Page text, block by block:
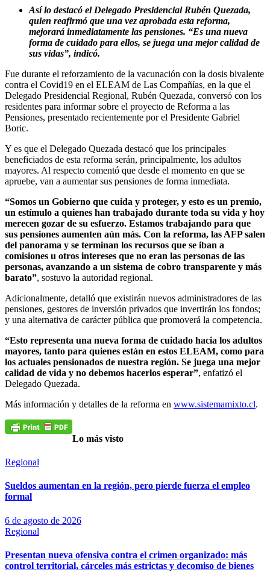
Así lo destacó el Delegado Presidencial Rubén Quezada,
quien reafirmó que una vez aprobada esta reforma,
mejorará inmediatamente las pensiones. “Es una nueva
forma de cuidado para ellos, se juega una mejor calidad de
sus vidas”, indicó.
Fue durante el reforzamiento de la vacunación con la dosis bivalente
contra el Covid19 en el ELEAM de Las Compañías, en la que el
Delegado Presidencial Regional, Rubén Quezada, conversó con los
residentes para informar sobre el proyecto de Reforma a las
Pensiones, presentado recientemente por el Presidente Gabriel
Boric.
Y es que el Delegado Quezada destacó que los principales
beneficiados de esta reforma serán, principalmente, los adultos
mayores. Al respecto comentó que desde el momento en que se
apruebe, van a aumentar sus pensiones de forma inmediata.
“Somos un Gobierno que cuida y proteger, y esto es un premio,
un estímulo a quienes han trabajado durante toda su vida y hoy
merecen gozar de su esfuerzo. Estamos trabajando para que
sus pensiones aumenten aún más. Con la reforma, las AFP salen
del panorama y se terminan los recursos que se iban a
comisiones u otros intereses que no eran las personas de las
personas, avanzando a un sistema de cobro transparente y más
barato”, sostuvo la autoridad regional.
Adicionalmente, detalló que existirán nuevos administradores de las
pensiones, gestores de inversión privados que invertirán los fondos;
y una alternativa de carácter pública que promoverá la competencia.
“Esto representa una nueva forma de cuidado hacia los adultos
mayores, tanto para quienes están en estos ELEAM, como para
los actuales pensionados de nuestra región. Se juega una mejor
calidad de vida y no debemos hacerlos esperar”, enfatizó el
Delegado Quezada.
Más información y detalles de la reforma en www.sistemamixto.cl.
Lo más visto
Regional
Sueldos aumentan en la región, pero pierde fuerza el empleo
formal
6 de agosto de 2026
Regional
Presentan nueva ofensiva contra el crimen organizado: más
control territorial, cárceles más estrictas y decomiso de bienes